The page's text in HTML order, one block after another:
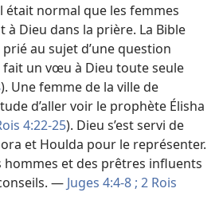
était normal que les femmes
à Dieu dans la prière. La Bible
au sujet d’une question
fait un vœu à Dieu toute seule
). Une femme de la ville de
d’aller voir le prophète Élisha
4:22-25). Dieu s’est servi de
et Houlda pour le représenter.
hommes et des prêtres influents
— Juges 4:4-8 ; 2 Rois